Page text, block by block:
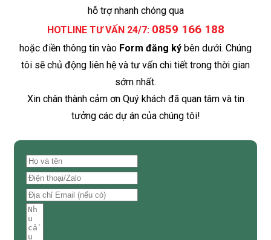
hỗ trợ nhanh chóng qua
HOTLINE TƯ VẤN 24/7: 0859 166 188
hoặc điền thông tin vào Form đăng ký bên dưới. Chúng
tôi sẽ chủ động liên hệ và tư vấn chi tiết trong thời gian
sớm nhất.
Xin chân thành cảm ơn Quý khách đã quan tâm và tin
tưởng các dự án của chúng tôi!